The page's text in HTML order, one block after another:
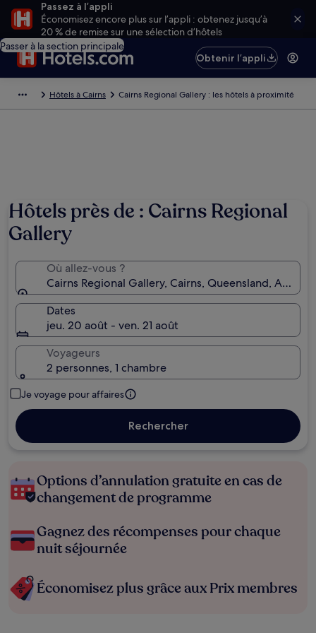
Passez à l’appli
Économisez encore plus sur l’appli : obtenez jusqu’à
20 % de remise sur une sélection d’hôtels
Passer à la section principale
Obtenir l’appli
Hôtels à Cairns Cairns Regional Gallery : les hôtels à proximité
Hôtels près de : Cairns Regional
Gallery
Où allez-vous ?
Cairns Regional Gallery, Cairns, Queensland,
Dates
jeu. 20 août - ven. 21 août
Voyageurs
2 personnes, 1 chambre
Je voyage pour affaires
Rechercher
Options d’annulation gratuite en cas de
changement de programme
Gagnez des récompenses pour chaque
nuit séjournée
Économisez plus grâce aux Prix membres